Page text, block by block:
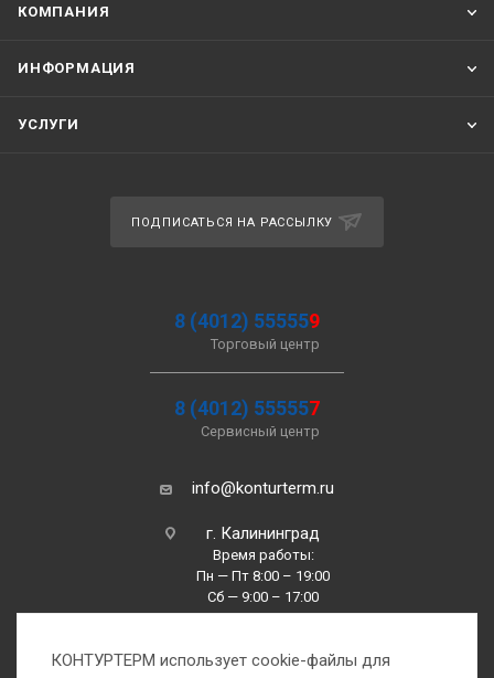
КОМПАНИЯ
ИНФОРМАЦИЯ
УСЛУГИ
ПОДПИСАТЬСЯ НА РАССЫЛКУ
8 (4012) 555559
Торговый центр
8 (4012) 555557
Сервисный центр
info@konturterm.ru
г. Калининград
Время работы:
Пн — Пт 8:00 – 19:00
Сб — 9:00 – 17:00
Вс —10:00 – 16:00
КОНТУРТЕРМ использует cookie-файлы для